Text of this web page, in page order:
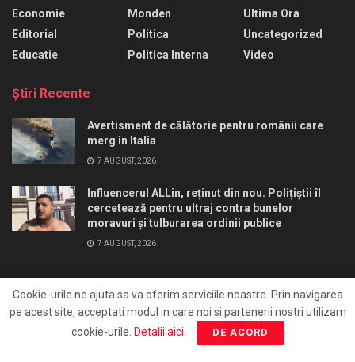
Economie
Editorial
Educatie
Monden
Politica
Politica Interna
Ultima Ora
Uncategorized
Video
Ştiri Recente
Avertisment de călătorie pentru românii care
merg în Italia
7 AUGUST, 2026
Influencerul ALLin, reținut din nou. Polițiștii îl
cercetează pentru ultraj contra bunelor
moravuri și tulburarea ordinii publice
7 AUGUST, 2026
Redactie Editia print
FocusAds
Cookie-urile ne ajuta sa va oferim serviciile noastre. Prin navigarea
pe acest site, acceptati modul in care noi si partenerii nostri utilizam
cookie-urile. Detalii aici DE ACORD